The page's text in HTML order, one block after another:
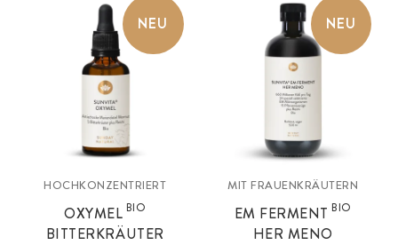
NEU
HOCHKONZENTRIERT
OXYMELBIO
BITTERKRÄUTER
NEU
MIT FRAUENKRÄUTERN
EM FERMENTBIO
HER MENO